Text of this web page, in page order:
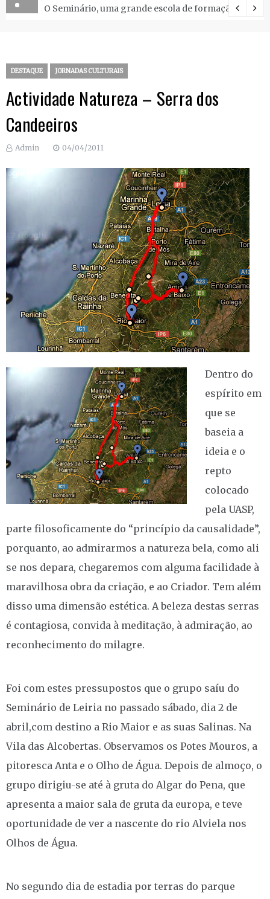
O Seminário, uma grande escola de formação.
DESTAQUE JORNADAS CULTURAIS
Actividade Natureza – Serra dos
Candeeiros
Admin 04/04/2011
Dentro do
espírito em
que se
baseia a
ideia e o
repto
colocado
pela UASP,
parte filosoficamente do “princípio da causalidade”,
porquanto, ao admirarmos a natureza bela, como ali
se nos depara, chegaremos com alguma facilidade à
maravilhosa obra da criação, e ao Criador. Tem além
disso uma dimensão estética. A beleza destas serras
é contagiosa, convida à meditação, à admiração, ao
reconhecimento do milagre.
Foi com estes pressupostos que o grupo saíu do
Seminário de Leiria no passado sábado, dia 2 de
abril,com destino a Rio Maior e as suas Salinas. Na
Vila das Alcobertas. Observamos os Potes Mouros, a
pitoresca Anta e o Olho de Água. Depois de almoço, o
grupo dirigiu-se até à gruta do Algar do Pena, que
apresenta a maior sala de gruta da europa, e teve
oportunidade de ver a nascente do rio Alviela nos
Olhos de Água.
No segundo dia de estadia por terras do parque